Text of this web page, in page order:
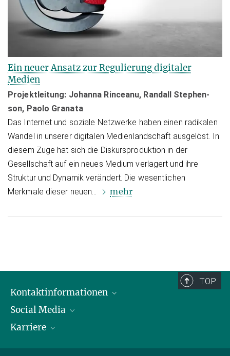
Ein neuer Ansatz zur Regulierung digitaler
Medien
Projektleitung: Johanna Rinceanu, Randall Ste­phen­
son, Paolo Granata
Das Internet und soziale Netzwerke haben einen radikalen
Wandel in unserer digitalen Medienlandschaft ausgelöst. In
diesem Zuge hat sich die Dis­kurs­produk­tion in der
Gesellschaft auf ein neues Medium verlagert und ihre
Struktur und Dynamik verändert. Die wesentlichen
Merkmale dieser neuen…
mehr
TOP
Kontaktinformationen
Öffnungszeiten & Anfahrt
Ansprechpersonen
Social Media
LinkedIn
Karriere